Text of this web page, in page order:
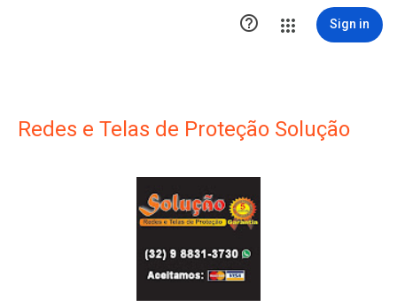
 Sign in
Redes e Telas de Proteção Solução